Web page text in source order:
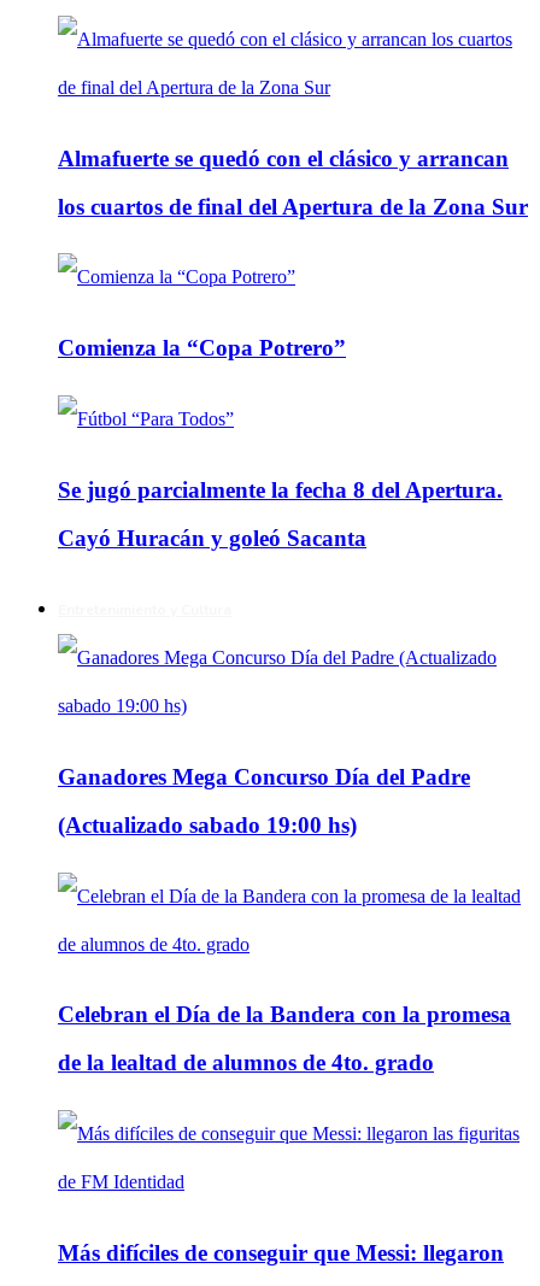
Almafuerte se quedó con el clásico y arrancan
los cuartos de final del Apertura de la Zona Sur
Comienza la “Copa Potrero”
Se jugó parcialmente la fecha 8 del Apertura.
Cayó Huracán y goleó Sacanta
Ganadores Mega Concurso Día del Padre
(Actualizado sabado 19:00 hs)
Celebran el Día de la Bandera con la promesa
de la lealtad de alumnos de 4to. grado
Más difíciles de conseguir que Messi: llegaron